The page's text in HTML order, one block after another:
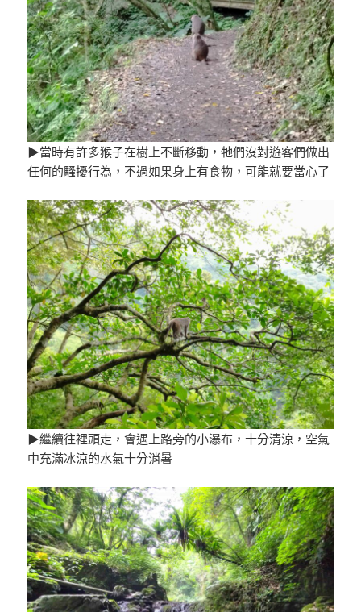
▶當時有許多猴子在樹上不斷移動，牠們沒對遊客們做出
任何的騷擾行為，不過如果身上有食物，可能就要當心了
▶繼續往裡頭走，會遇上路旁的小瀑布，十分清涼，空氣
中充滿冰涼的水氣十分消暑